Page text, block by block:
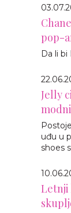
pop-
Da li bi
Jelly
uđu u
shoes
Letnji